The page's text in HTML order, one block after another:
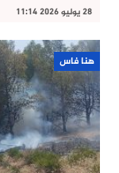
28 يوليو 2026 11:14
هنا فاس